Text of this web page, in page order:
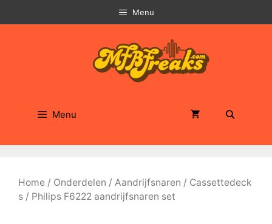
naar
Menu
Menu
Home / Onderdelen / Aandrijfsnaren / Cassettedeck
s / Philips F6222 aandrijfsnaren set